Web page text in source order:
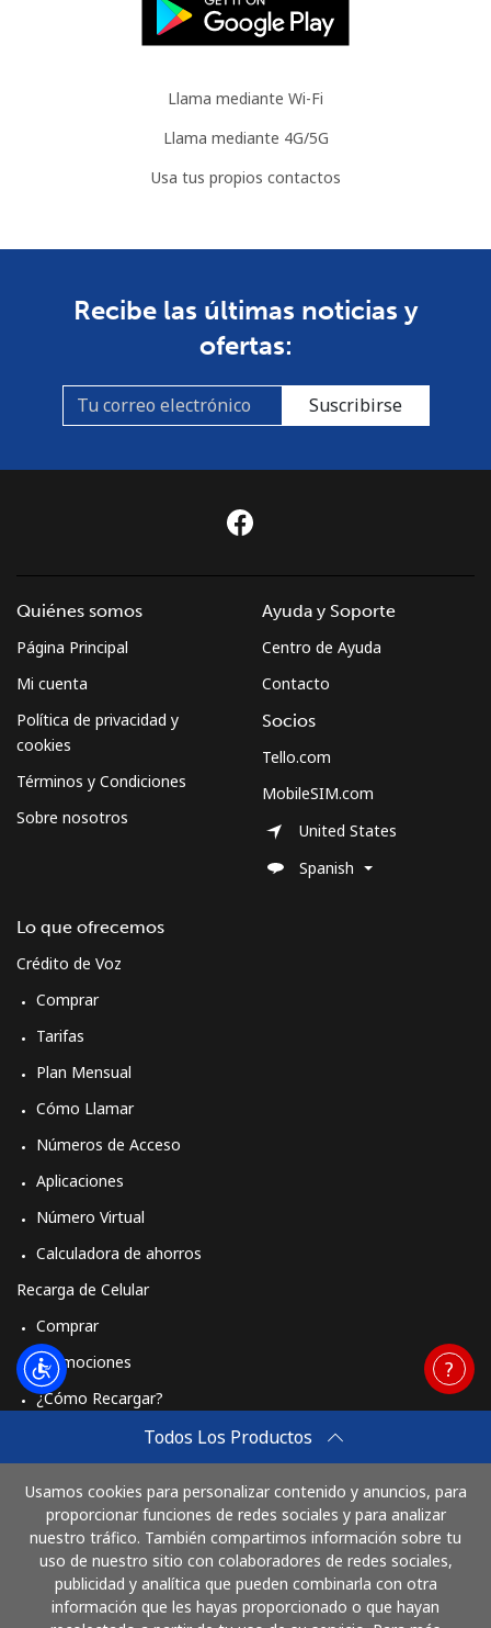
Llama mediante Wi-Fi
Llama mediante 4G/5G
Usa tus propios contactos
Recibe las últimas noticias y
ofertas:
Suscribirse
Todos Los Productos
Usamos cookies para personalizar contenido y anuncios, para
proporcionar funciones de redes sociales y para analizar
nuestro tráfico. También compartimos información sobre tu
uso de nuestro sitio con colaboradores de redes sociales,
publicidad y analítica que pueden combinarla con otra
información que les hayas proporcionado o que hayan
Quiénes somos
Página Principal
Mi cuenta
Política de privacidad y
cookies
Términos y Condiciones
Sobre nosotros
Lo que ofrecemos
Crédito de Voz
Comprar
Tarifas
Plan Mensual
Cómo Llamar
Números de Acceso
Aplicaciones
Número Virtual
Calculadora de ahorros
Recarga de Celular
Comprar
Promociones
¿Cómo Recargar?
Comprar
Cómo funciona
Ayuda y Soporte
Centro de Ayuda
Contacto
Socios
Tello.com
MobileSIM.com
United States
Spanish
Paga con